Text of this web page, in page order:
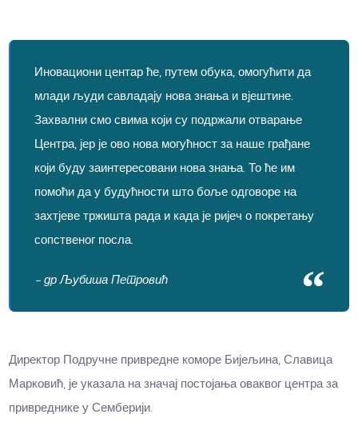
Иновациони центар ће, путем обука, омогућити да
млади људи савладају нова знања и вјештине.
Захвални смо свима који су подржали отварање
Центра, јер је ово нова могућност за наше грађане
који буду заинтересовани нова знања. То ће им
помоћи да у будућности што боље одговоре на
захтјеве тржишта рада и када је ријеч о покретању
сопственог посла.
- др Љубиша Петровић
Директор Подручне привредне коморе Бијељина, Славица
Марковић, је указала на значај постојања оваквог центра за
привреднике у Семберији.